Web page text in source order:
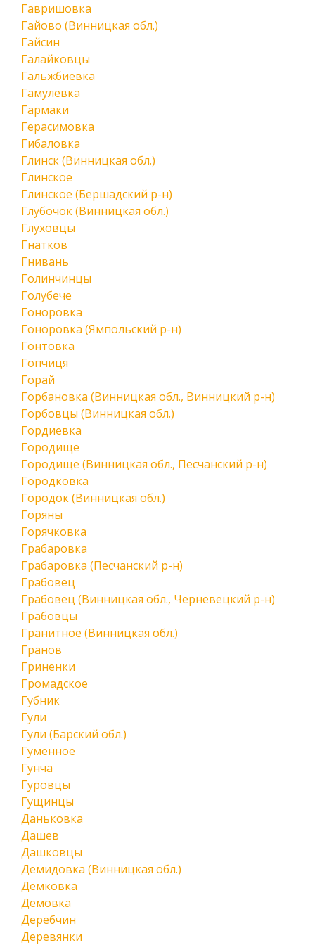
Гавришовка
Гайово (Винницкая обл.)
Гайсин
Галайковцы
Гальжбиевка
Гамулевка
Гармаки
Герасимовка
Гибаловка
Глинск (Винницкая обл.)
Глинское
Глинское (Бершадский р-н)
Глубочок (Винницкая обл.)
Глуховцы
Гнатков
Гнивань
Голинчинцы
Голубече
Гоноровка
Гоноровка (Ямпольский р-н)
Гонтовка
Гопчиця
Горай
Горбановка (Винницкая обл., Винницкий р-н)
Горбовцы (Винницкая обл.)
Гордиевка
Городище
Городище (Винницкая обл., Песчанский р-н)
Городковка
Городок (Винницкая обл.)
Горяны
Горячковка
Грабаровка
Грабаровка (Песчанский р-н)
Грабовец
Грабовец (Винницкая обл., Черневецкий р-н)
Грабовцы
Гранитное (Винницкая обл.)
Гранов
Гриненки
Громадское
Губник
Гули
Гули (Барский обл.)
Гуменное
Гунча
Гуровцы
Гущинцы
Даньковка
Дашев
Дашковцы
Демидовка (Винницкая обл.)
Демковка
Демовка
Деребчин
Деревянки